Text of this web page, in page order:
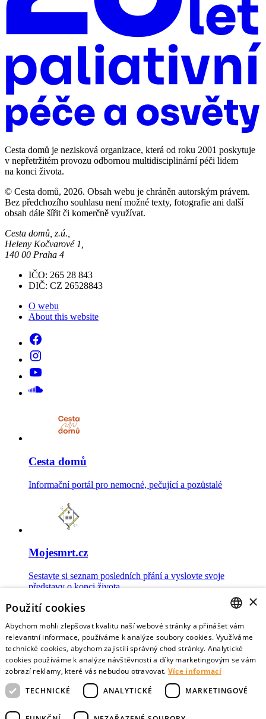
Cesta domů je nezisková organizace, která od roku 2001 poskytuje
v nepřetržitém provozu odbornou multidisciplinární péči lidem
na konci života.
© Cesta domů, 2026. Obsah webu je chráněn autorským právem.
Bez předchozího souhlasu není možné texty, fotografie ani další
obsah dále šířit či komerčně využívat.
Cesta domů, z.ú.,
Heleny Kočvarové 1,
140 00 Praha 4
IČO: 265 28 843
DIČ: CZ 26528843
O webu
About this website
Cesta domů
Informační portál pro nemocné, pečující a pozůstalé
Mojesmrt.cz
Sestavte si seznam posledních přání a vyslovte svoje
představy o konci života
Data o umírání
Nejnovější data o postojích veřejnosti a zdravotníků k umírání
CZECH
ENGLISH
×
Použití cookies
Abychom mohli zlepšovat kvalitu naší webové stránky a přinášet vám
relevantní informace, používáme k analýze soubory cookies. Využíváme
technické cookies, abychom zajistili správný chod stránky. Analytické
cookies používáme k analýze návštěvnosti a díky marketingovým se vám
zobrazí reklamy, které vás nebudou otravovat. Více informací
TECHNICKÉ
ANALYTICKÉ MARKETINGOVÉ